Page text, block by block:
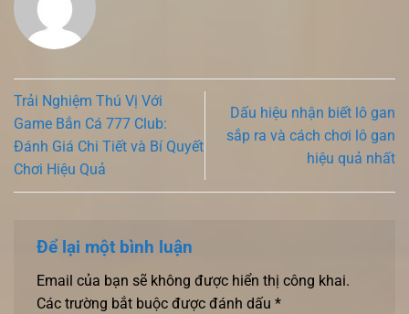
Trải Nghiệm Thú Vị Với
Game Bắn Cá 777 Club:
Đánh Giá Chi Tiết và Bí Quyết
Chơi Hiệu Quả
Dấu hiệu nhận biết lô gan
sắp ra và cách chơi lô gan
hiệu quả nhất
Để lại một bình luận
Email của bạn sẽ không được hiển thị công khai.
Các trường bắt buộc được đánh dấu *